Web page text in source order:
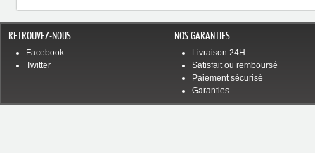
RETROUVEZ-NOUS
Facebook
Twitter
NOS GARANTIES
Livraison 24H
Satisfait ou remboursé
Paiement sécurisé
Garanties